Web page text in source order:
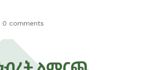
0 comments